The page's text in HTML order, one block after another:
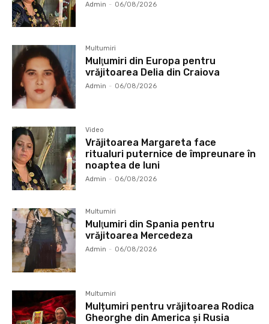
Admin - 06/08/2026
Multumiri
Mulţumiri din Europa pentru
vrăjitoarea Delia din Craiova
Admin - 06/08/2026
Video
Vrăjitoarea Margareta face
ritualuri puternice de împreunare în
noaptea de luni
Admin - 06/08/2026
Multumiri
Mulţumiri din Spania pentru
vrăjitoarea Mercedeza
Admin - 06/08/2026
Multumiri
Mulțumiri pentru vrăjitoarea Rodica
Gheorghe din America și Rusia